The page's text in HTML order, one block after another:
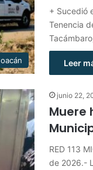
+ Sucedió
Tenencia
Leer
junio 22,
Muere
RED 113
de 2026.-